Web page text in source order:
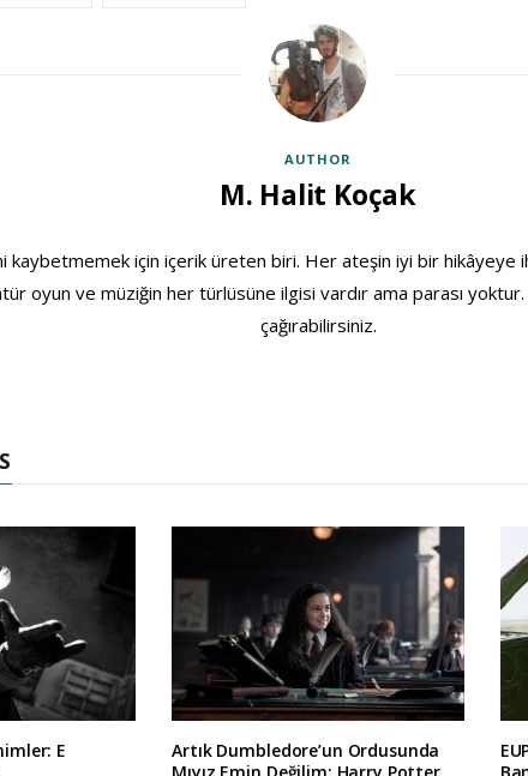
AUTHOR
M. Halit Koçak
kaybetmemek için içerik üreten biri. Her ateşin iyi bir hikâyeye
oyun ve müziğin her türlüsüne ilgisi vardır ama parası
çağırabilirsiniz.
E
Artık Dumbledore’un Ordusunda